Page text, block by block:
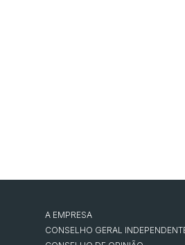
A EMPRESA
CONSELHO GERAL